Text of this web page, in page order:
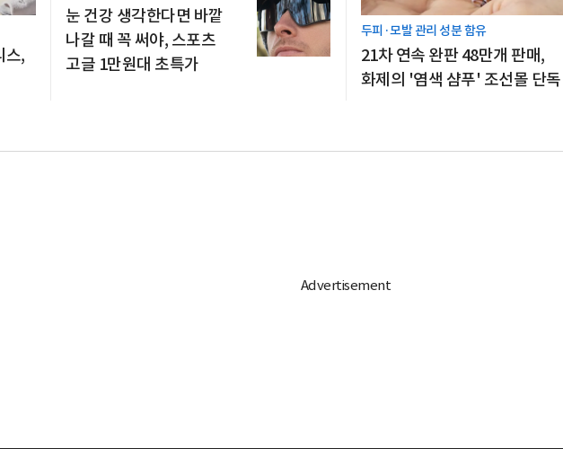
스,
눈 건강 생각한다면 바깥
나갈 때 꼭 써야, 스포츠
고글 1만원대 초특가
두피·모발 관리 성분 함유
21차 연속 완판 48만개 판매,
화제의 '염색 샴푸' 조선몰 단